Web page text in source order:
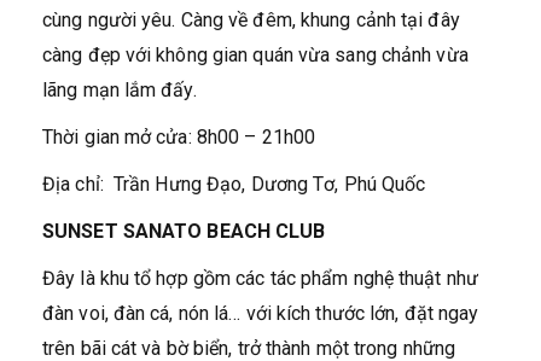
cùng người yêu. Càng về đêm, khung cảnh tại đây
càng đẹp với không gian quán vừa sang chảnh vừa
lãng mạn lắm đấy.
Thời gian mở cửa: 8h00 – 21h00
Địa chỉ: Trần Hưng Đạo, Dương Tơ, Phú Quốc
SUNSET SANATO BEACH CLUB
Đây là khu tổ hợp gồm các tác phẩm nghệ thuật như
đàn voi, đàn cá, nón lá… với kích thước lớn, đặt ngay
trên bãi cát và bờ biển, trở thành một trong những